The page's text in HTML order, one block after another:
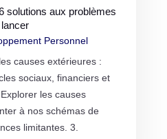
solutions aux problèmes
lancer
Personnel
causes extérieures :
sociaux, financiers et
les causes
à nos schémas de
limitantes. 3.